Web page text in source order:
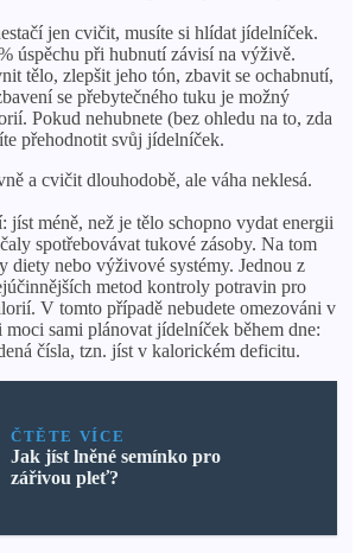
jen cvičit, musíte si hlídat jídelníček.
úspěchu při hubnutí závisí na výživě.
tělo, zlepšit jeho tón, zbavit se ochabnutí,
se přebytečného tuku je možný
Pokud nehubnete (bez ohledu na to, zda
přehodnotit svůj jídelníček.
a cvičit dlouhodobě, ale váha neklesá.
jíst méně, než je tělo schopno vydat energii
spotřebovávat tukové zásoby. Na tom
diety nebo výživové systémy. Jednou z
metod kontroly potravin pro
V tomto případě nebudete omezováni v
moci sami plánovat jídelníček během dne:
čísla, tzn. jíst v kalorickém deficitu.
ČTĚTE VÍCE
Jak jíst lněné semínko pro
zářivou pleť?